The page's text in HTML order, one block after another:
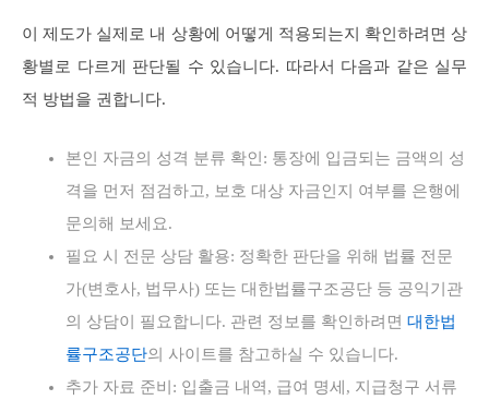
이 제도가 실제로 내 상황에 어떻게 적용되는지 확인하려면 상
황별로 다르게 판단될 수 있습니다. 따라서 다음과 같은 실무
적 방법을 권합니다.
본인 자금의 성격 분류 확인: 통장에 입금되는 금액의 성
격을 먼저 점검하고, 보호 대상 자금인지 여부를 은행에
문의해 보세요.
필요 시 전문 상담 활용: 정확한 판단을 위해 법률 전문
가(변호사, 법무사) 또는 대한법률구조공단 등 공익기관
의 상담이 필요합니다. 관련 정보를 확인하려면 대한법
률구조공단의 사이트를 참고하실 수 있습니다.
추가 자료 준비: 입출금 내역, 급여 명세, 지급청구 서류